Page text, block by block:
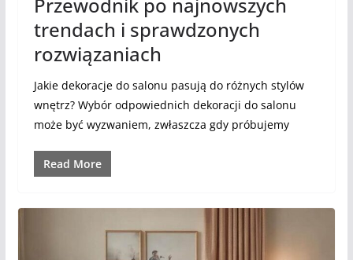
Przewodnik po najnowszych
trendach i sprawdzonych
rozwiązaniach
Jakie dekoracje do salonu pasują do różnych stylów
wnętrz? Wybór odpowiednich dekoracji do salonu
może być wyzwaniem, zwłaszcza gdy próbujemy
Read More